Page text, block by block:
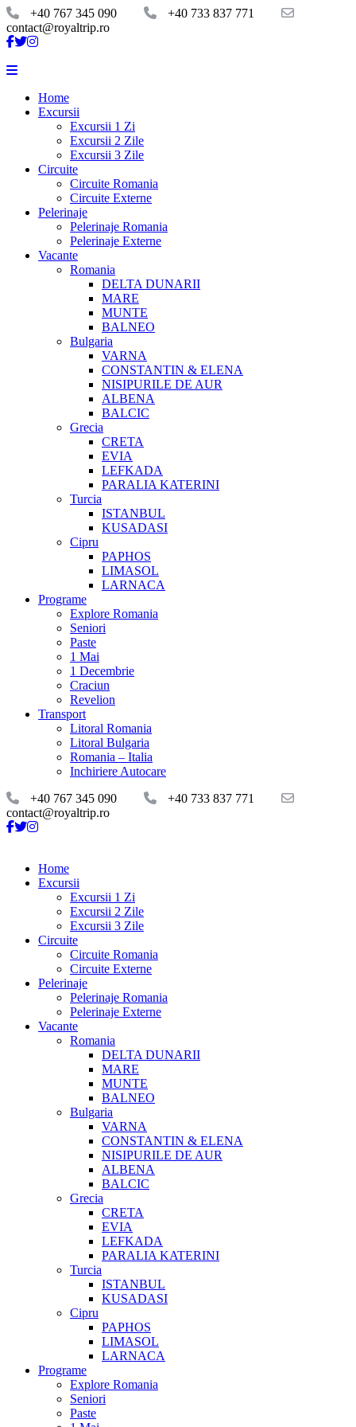
+40 767 345 090
+40 733 837 771
contact@royaltrip.ro
Home
Excursii
Excursii 1 Zi
Excursii 2 Zile
Excursii 3 Zile
Circuite
Circuite Romania
Circuite Externe
Pelerinaje
Pelerinaje Romania
Pelerinaje Externe
Vacante
Romania
DELTA DUNARII
MARE
MUNTE
BALNEO
Bulgaria
VARNA
CONSTANTIN & ELENA
NISIPURILE DE AUR
ALBENA
BALCIC
Grecia
CRETA
EVIA
LEFKADA
PARALIA KATERINI
Turcia
ISTANBUL
KUSADASI
Cipru
PAPHOS
LIMASOL
LARNACA
Programe
Explore Romania
Seniori
Paste
1 Mai
1 Decembrie
Craciun
Revelion
Transport
Litoral Romania
Litoral Bulgaria
Romania – Italia
Inchiriere Autocare
+40 767 345 090
+40 733 837 771
contact@royaltrip.ro
Home
Excursii
Excursii 1 Zi
Excursii 2 Zile
Excursii 3 Zile
Circuite
Circuite Romania
Circuite Externe
Pelerinaje
Pelerinaje Romania
Pelerinaje Externe
Vacante
Romania
DELTA DUNARII
MARE
MUNTE
BALNEO
Bulgaria
VARNA
CONSTANTIN & ELENA
NISIPURILE DE AUR
ALBENA
BALCIC
Grecia
CRETA
EVIA
LEFKADA
PARALIA KATERINI
Turcia
ISTANBUL
KUSADASI
Cipru
PAPHOS
LIMASOL
LARNACA
Programe
Explore Romania
Seniori
Paste